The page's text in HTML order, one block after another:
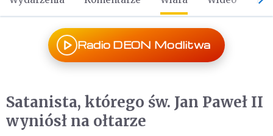
Radio DEON Modlitwa
Satanista, którego św. Jan Paweł II
wyniósł na ołtarze